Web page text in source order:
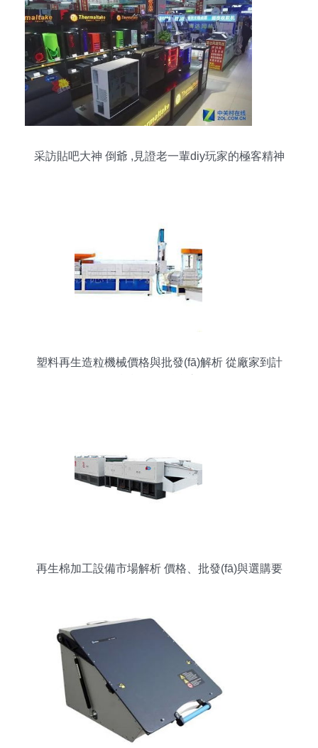
采訪貼吧大神 倒爺 ,見證老一輩diy玩家的極客精神
塑料再生造粒機械價格與批發(fā)解析 從廠家到計
再生棉加工設備市場解析 價格、批發(fā)與選購要